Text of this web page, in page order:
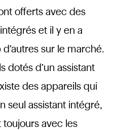
offerts avec des
et il y en a
sur le marché.
dotés d’un assistant
des appareils qui
seul assistant intégré,
avec les